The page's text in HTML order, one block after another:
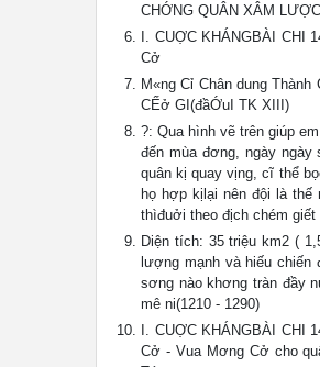
CHỚNG QUÂN XÂM
I. CUỢC KHÁNGBÀI CHI
Cở
M«ng Cỉ Chân dung
CẾở GI(đầỚuI TK XIII)
?: Qua hình vẽ trên giúp
đến mùa đơng, ngày
quân kị quay vịng, cĩ thể
họ hợp kịlại nên đội là
thìđuởi theo địch chém
Diện tích: 35 triệu km2 (
lượng mạnh và hiếu
sơng nào khơng tràn đầy
mê ni(1210 - 1290)
I. CUỢC KHÁNGBÀI CHI
Cở - Vua Mơng Cở cho